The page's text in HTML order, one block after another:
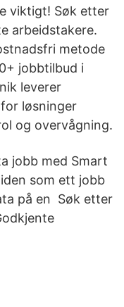
viktigt! Søk etter
arbeidstakere.
metode
jobbtilbud i
leverer
løsninger
og overvågning.
jobb med Smart
som ett jobb
på en Søk etter